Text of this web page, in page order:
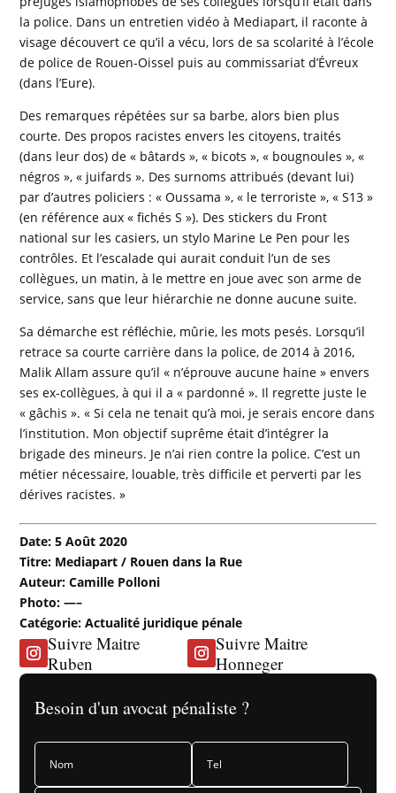
la police. Dans un entretien vidéo à Mediapart, il raconte à
visage découvert ce qu’il a vécu, lors de sa scolarité à l’école
de police de Rouen-Oissel puis au commissariat d’Évreux
(dans l’Eure).
Des remarques répétées sur sa barbe, alors bien plus
courte. Des propos racistes envers les citoyens, traités
(dans leur dos) de « bâtards », « bicots », « bougnoules », «
négros », « juifards ». Des surnoms attribués (devant lui)
par d’autres policiers : « Oussama », « le terroriste », « S13 »
(en référence aux « fichés S »). Des stickers du Front
national sur les casiers, un stylo Marine Le Pen pour les
contrôles. Et l’escalade qui aurait conduit l’un de ses
collègues, un matin, à le mettre en joue avec son arme de
service, sans que leur hiérarchie ne donne aucune suite.
Sa démarche est réfléchie, mûrie, les mots pesés. Lorsqu’il
retrace sa courte carrière dans la police, de 2014 à 2016,
Malik Allam assure qu’il « n’éprouve aucune haine » envers
ses ex-collègues, à qui il a « pardonné ». Il regrette juste le
« gâchis ». « Si cela ne tenait qu’à moi, je serais encore dans
l’institution. Mon objectif suprême était d’intégrer la
brigade des mineurs. Je n’ai rien contre la police. C’est un
métier nécessaire, louable, très difficile et perverti par les
dérives racistes. »
Date: 5 Août 2020
Titre: Mediapart / Rouen dans la Rue
Auteur: Camille Polloni
Photo: —–
Catégorie: Actualité juridique pénale
Suivre Maitre
Ruben
Suivre Maitre
Honneger
Besoin d'un avocat pénaliste ?